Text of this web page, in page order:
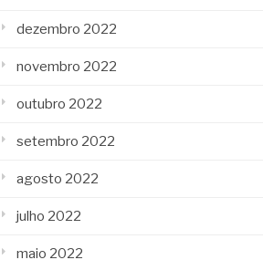
dezembro 2022
novembro 2022
outubro 2022
setembro 2022
agosto 2022
julho 2022
maio 2022